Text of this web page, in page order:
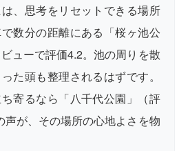
、思考をリセットできる場所
数分の距離にある「桜ヶ池公
ューで評価4.2。池の周りを散
た頭も整理されるはずです。
寄るなら「八千代公園」（評
声が、その場所の心地よさを物